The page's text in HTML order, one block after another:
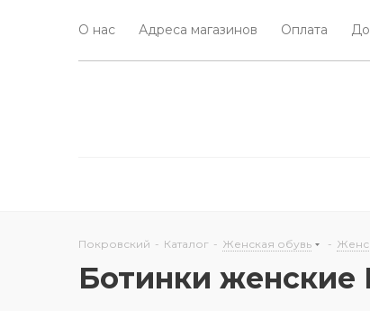
О нас Адреса магазинов Оплата
Покровский - Каталог - Женская обувь -
Ботинки женские